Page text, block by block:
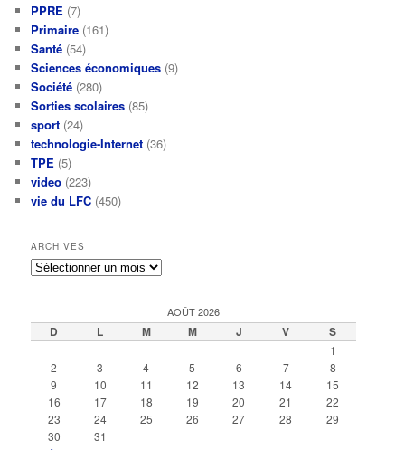
PPRE (7)
Primaire (161)
Santé (54)
Sciences économiques (9)
Société (280)
Sorties scolaires (85)
sport (24)
technologie-Internet (36)
TPE (5)
video (223)
vie du LFC (450)
ARCHIVES
Archives
AOÛT 2026
D L M M J V S
1
2
3 4 5 6 7
8
9
10 11 12 13 14
15
16
17 18 19 20 21
22
23
24 25 26 27 28
29
30
31